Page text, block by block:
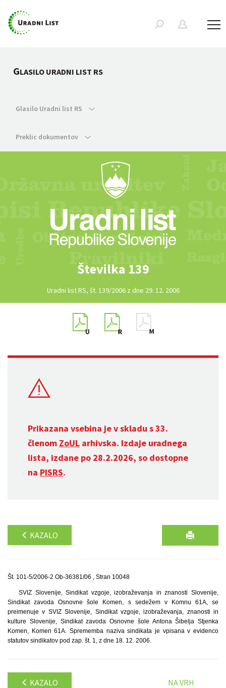
GLASILO URADNI LIST RS
Glasilo Uradni list RS
Preklic dokumentov
Številka 139
Uradni list RS, št. 139/2006 z dne 29. 12. 2006
Prikazana vsebina je v skladu s 33.
členom ZoUL arhivska. Izdaje uradnega
lista, izdane po 28.2.2026, so dostopne
na PISRS.
KAZALO
Št. 101-5/2006-2 Ob-36381/06 , Stran 10048
SVIZ Slovenije, Sindikat vzgoje, izobraževanja in znanosti Slovenije,
Sindikat zavoda Osnovne šole Komen, s sedežem v Komnu 61A, se
preimenuje v SVIZ Slovenije, Sindikat vzgoje, izobraževanja, znanosti in
kulture Slovenije, Sindikat zavoda Osnovne šole Antona Šibelja Stjenka
Komen, Komen 61A. Sprememba naziva sindikata je vpisana v evidenco
statutov sindikatov pod zap. št. 1, z dne 18. 12. 2006.
KAZALO NA VRH